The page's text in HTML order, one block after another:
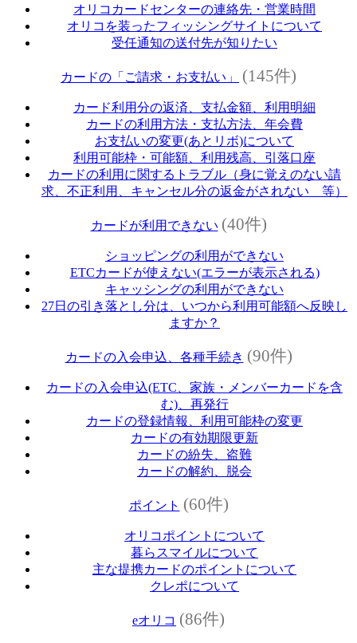
オリコカードセンターの連絡先・営業時間
オリコを装ったフィッシングサイトについて
受任通知の送付先が知りたい
カードの「ご請求・お支払い」 (145件)
カード利用分の返済、支払金額、利用明細
カードの利用方法・支払方法、年会費
お支払いの変更(あとリボ)について
利用可能枠・可能額、利用残高、引落口座
カードの利用に関するトラブル（身に覚えのない請
求、不正利用、キャンセル分の返金がされない 等）
カードが利用できない (40件)
ショッピングの利用ができない
ETCカードが使えない(エラーが表示される)
キャッシングの利用ができない
27日の引き落とし分は、いつから利用可能額へ反映し
ますか？
カードの入会申込、各種手続き (90件)
カードの入会申込(ETC、家族・メンバーカードを含
む)、再発行
カードの登録情報、利用可能枠の変更
カードの有効期限更新
カードの紛失、盗難
カードの解約、脱会
ポイント (60件)
オリコポイントについて
暮らスマイルについて
主な提携カードのポイントについて
クレポについて
eオリコ (86件)